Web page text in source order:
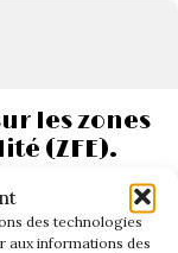
des technologies
aux informations des
les zones
(ZFE).